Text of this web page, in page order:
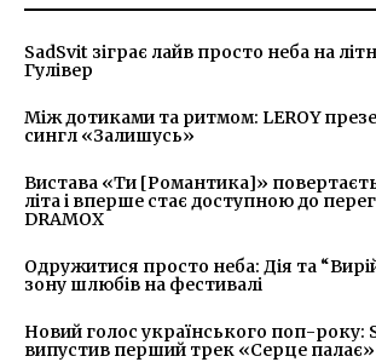
SadSvit зіграє лайв просто неба на
Гулівер
Між дотиками та ритмом: LEROY
сингл «Залишусь»
Вистава «Ти [Романтика]»
літа і вперше стає доступною до
DRAMOX
Одружитися просто неба: Дія та
зону шлюбів на фестивалі
Новий голос українського поп-року:
випустив перший трек «Серце палає»